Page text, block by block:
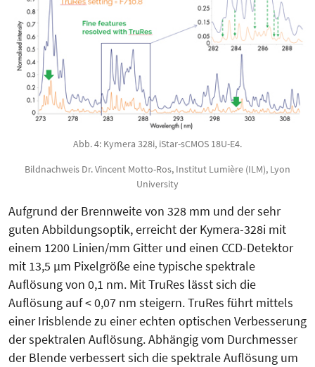
Abb. 4: Kymera 328i, iStar-sCMOS 18U-E4.
Bildnachweis Dr. Vincent Motto-Ros, Institut Lumière (ILM), Lyon
University
Aufgrund der Brennweite von 328 mm und der sehr
guten Abbildungsoptik, erreicht der Kymera-328i mit
einem 1200 Linien/mm Gitter und einen CCD-Detektor
mit 13,5 µm Pi­xel­größe eine typische spektra­le
Auflösung von 0,1 nm. Mit TruRes lässt sich die
Auflösung auf < 0,07 nm steigern. TruRes führt mittels
einer Irisblende zu einer echten optischen Verbesserung
der spektralen Auflösung. Abhängig vom Durchmesser
der Blende verbessert sich die spektrale Auflösung um